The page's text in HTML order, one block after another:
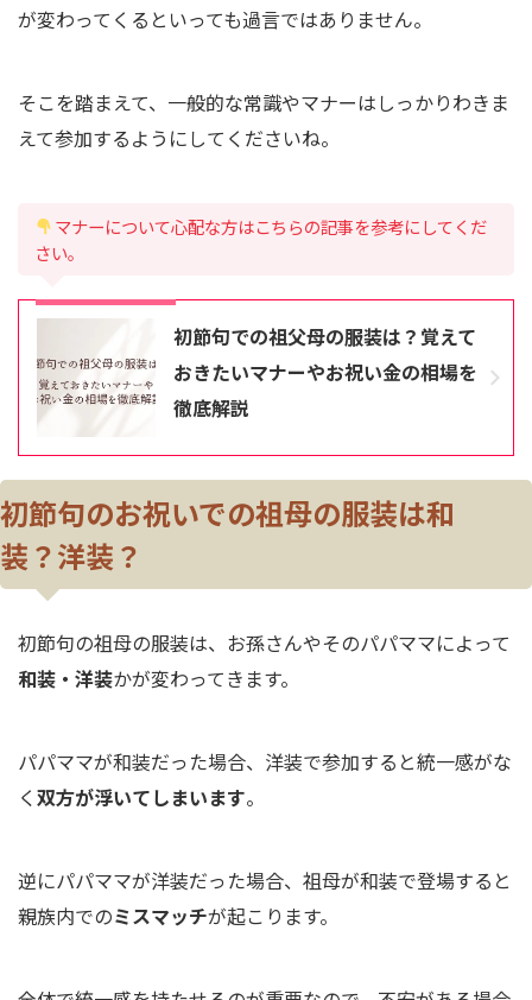
が変わってくるといっても過言ではありません。
そこを踏まえて、一般的な常識やマナーはしっかりわきま
えて参加するようにしてくださいね。
マナーについて心配な方はこちらの記事を参考にしてくだ
さい。
初節句での祖父母の服装は？覚えて
おきたいマナーやお祝い金の相場を
徹底解説
初節句のお祝いでの祖母の服装は和
装？洋装？
初節句の祖母の服装は、お孫さんやそのパパママによって
和装・洋装かが変わってきます。
パパママが和装だった場合、洋装で参加すると統一感がな
く 双方が浮いてしまいます。
逆にパパママが洋装だった場合、祖母が和装で登場すると
親族内でのミスマッチが起こります。